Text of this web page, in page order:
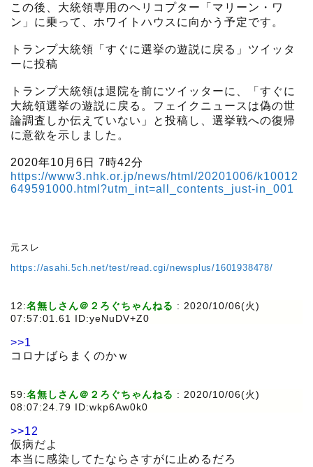
この後、大統領専用のヘリコプター「マリーン・ワ
ン」に乗って、ホワイトハウスに向かう予定です。
トランプ大統領「すぐに選挙の遊説に戻る」ツイッタ
ーに投稿
トランプ大統領は退院を前にツイッターに、「すぐに
大統領選挙の遊説に戻る。フェイクニュースは偽の世
論調査しか伝えていない」と投稿し、選挙戦への復帰
に意欲を示しました。
2020年10月6日 7時42分
https://www3.nhk.or.jp/news/html/20201006/k10012
649591000.html?utm_int=all_contents_just-in_001
元スレ
https://asahi.5ch.net/test/read.cgi/newsplus/1601938478/
12:名無しさん＠２ろぐちゃんねる : 2020/10/06(火)
07:57:01.61 ID:yeNuDV+Z0
>>1
コロナばらまくのかｗ
59:名無しさん＠２ろぐちゃんねる : 2020/10/06(火)
08:07:24.79 ID:wkp6Aw0k0
>>12
仮病だよ
本当に感染してたならさすがに止めるだろ